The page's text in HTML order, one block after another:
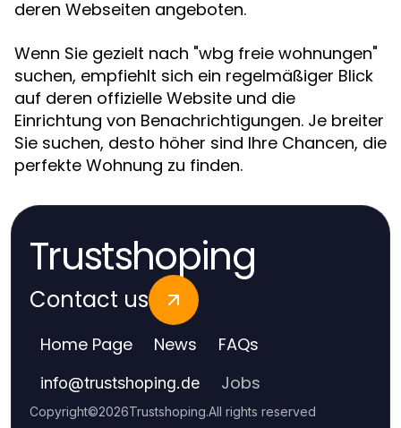
deren Webseiten angeboten.
Wenn Sie gezielt nach "wbg freie wohnungen"
suchen, empfiehlt sich ein regelmäßiger Blick
auf deren offizielle Website und die
Einrichtung von Benachrichtigungen. Je breiter
Sie suchen, desto höher sind Ihre Chancen, die
perfekte Wohnung zu finden.
Trustshoping
Contact us
Home Page News FAQs
info@trustshoping.de Jobs
Copyright©2026Trustshoping.All rights reserved